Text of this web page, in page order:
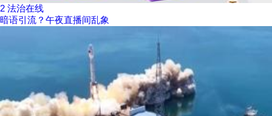
2 法治在线
暗语引流？午夜直播间乱象